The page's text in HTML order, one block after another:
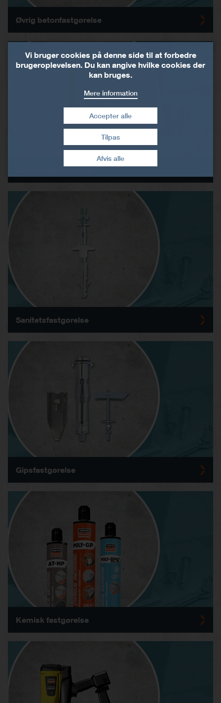
Øvrig betonfastgørelse
Sanitetsfastgørelse
Gipsfastgørelse
Kemisk fastgørelse
Vi bruger cookies på denne side til at forbedre
brugeroplevelsen. Du kan angive hvilke cookies der
kan bruges.
Mere information
Afvis alle
Accepter alle
Træk samtykke tilbage
Tilpas